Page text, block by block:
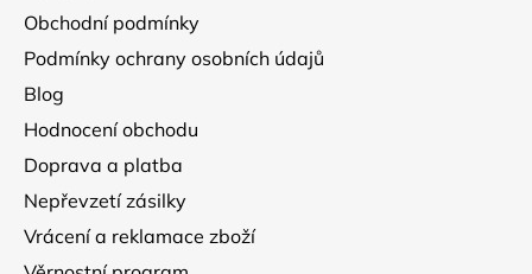
Obchodní podmínky
Podmínky ochrany osobních údajů
Blog
Hodnocení obchodu
Doprava a platba
Nepřevzetí zásilky
Vrácení a reklamace zboží